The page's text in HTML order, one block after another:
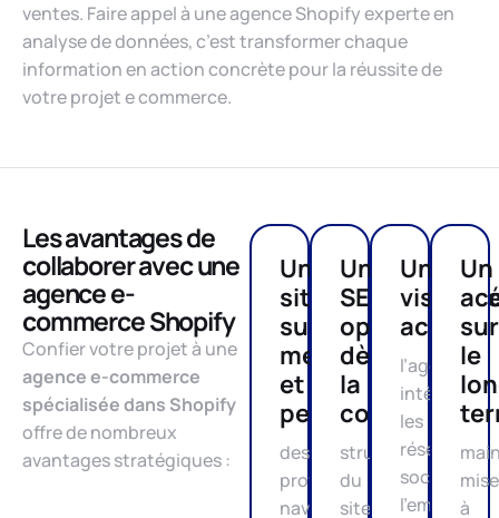
ventes. Faire appel à une agence Shopify experte en
analyse de données, c’est transformer chaque
information en action concrète pour la réussite de
votre projet e commerce.
Les avantages de
collaborer avec une
agence e-
commerce Shopify
Confier votre projet à une
agence e-commerce
spécialisée dans Shopify
offre de nombreux
avantages stratégiques :
Un
site
sur-
mesure
et
performant
design
professionnel,
navigation
Un
SEO
optimisé
dès
la
conception
structure
du
site,
Une
accrue
l’agence
intègre
les
réseaux
sociaux,
l’email
Un
sur
le
à